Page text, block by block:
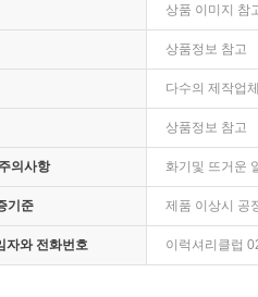
상품 이미지 참
상품정보 참고
다수의 제작업체
상품정보 참고
의사항 화기및 뜨거운
기준 제품 이상시 공
자와 전화번호 이럭셔리클럽